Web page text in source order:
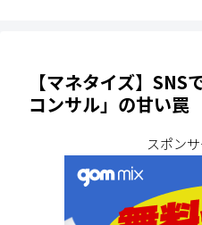
【マネタイズ】
コンサル」の甘い罠
スポン